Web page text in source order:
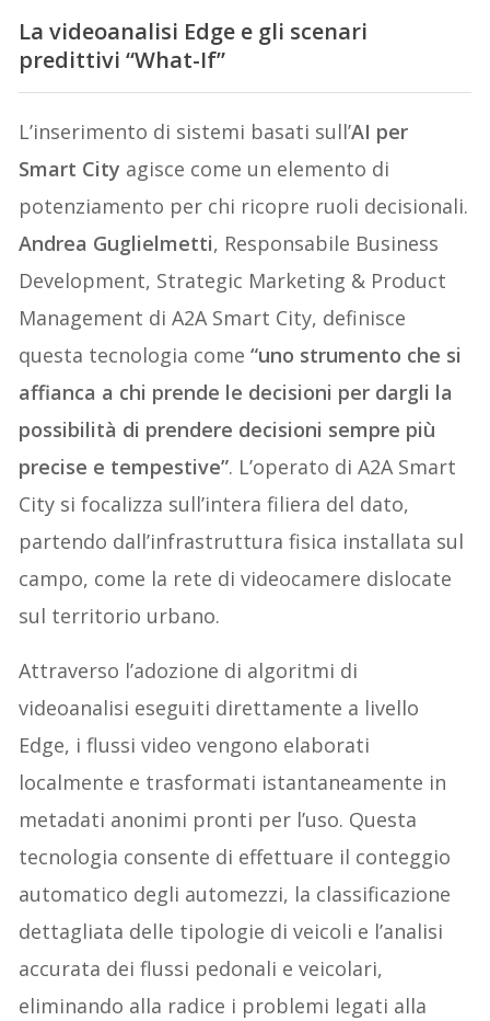
La videoanalisi Edge e gli scenari
predittivi “What-If”
L’inserimento di sistemi basati sull’AI per
Smart City agisce come un elemento di
potenziamento per chi ricopre ruoli decisionali.
Andrea Guglielmetti, Responsabile Business
Development, Strategic Marketing & Product
Management di A2A Smart City, definisce
questa tecnologia come“uno strumento che si
affianca a chi prende le decisioni per dargli la
possibilità di prendere decisioni sempre più
precise e tempestive”. L’operato di A2A Smart
City si focalizza sull’intera filiera del dato,
partendo dall’infrastruttura fisica installata sul
campo, come la rete di videocamere dislocate
sul territorio urbano.
Attraverso l’adozione di algoritmi di
videoanalisi eseguiti direttamente a livello
Edge, i flussi video vengono elaborati
localmente e trasformati istantaneamente in
metadati anonimi pronti per l’uso. Questa
tecnologia consente di effettuare il conteggio
automatico degli automezzi, la classificazione
dettagliata delle tipologie di veicoli e l’analisi
accurata dei flussi pedonali e veicolari,
eliminando alla radice i problemi legati alla